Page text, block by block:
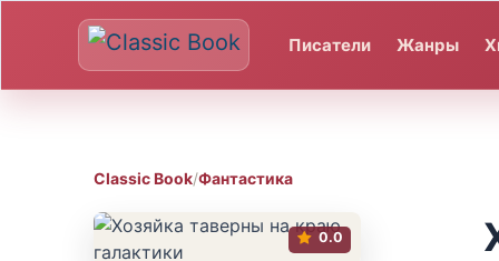
Писатели Жанры
Classic Book/Фантастика
0.0